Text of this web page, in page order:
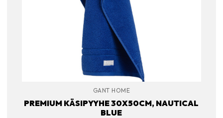
GANT HOME
PREMIUM KÄSIPYYHE 30X50CM, NAUTICAL
BLUE